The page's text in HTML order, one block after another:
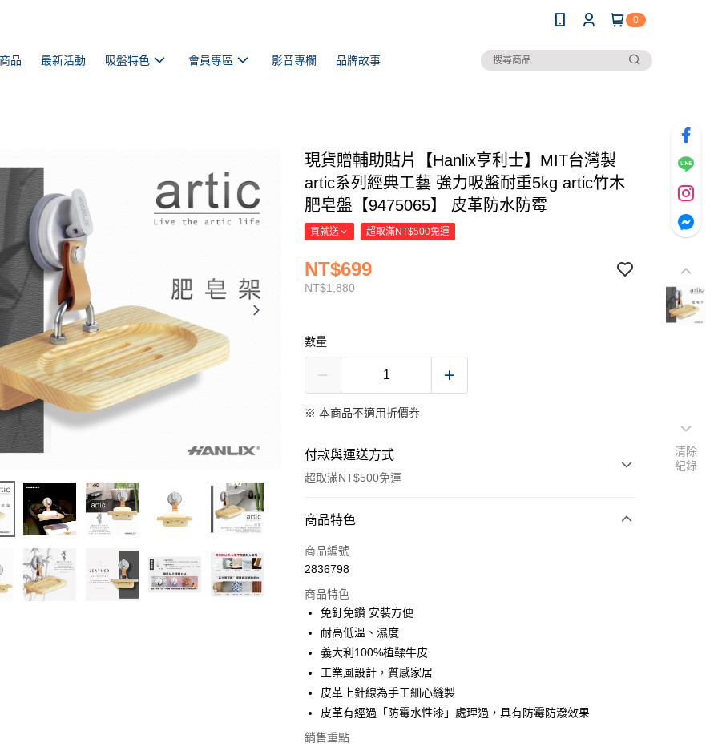
0
品 最新活動 吸盤特色 會員專區 影音專欄 品牌故事
現貨贈輔助貼片【Hanlix亨利士】MIT台灣製
artic系列經典工藝 強力吸盤耐重5kg artic竹木
肥皂盤【9475065】 皮革防水防霉
買就送 超取滿NT$500免運
NT$1,880
NT$699
數量
※ 本商品不適用折價券
付款與運送方式
超取滿NT$500免運
付款方式
信用卡一次付款
LINE Pay
Apple Pay
街口支付
悠遊付
商品特色
商品編號
2836798
商品特色
免釘免鑽 安裝方便
耐高低溫、濕度
義大利100%植鞣牛皮
工業風設計，質感家居
皮革上針線為手工細心縫製
皮革有經過「防霉水性漆」處理過，具有防霉防潑效果
銷售重點
清除
紀錄